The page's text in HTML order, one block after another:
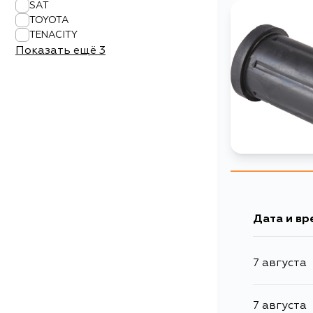
SAT
TOYOTA
TENACITY
Показать ещё 3
Дата и
7 августа
7 августа